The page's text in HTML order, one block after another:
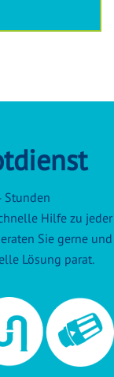
Stunden
Hilfe zu jeder
Sie gerne und
Lösung parat.